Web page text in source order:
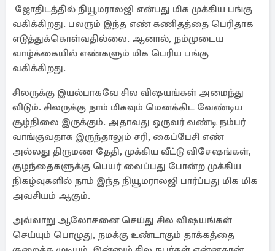
ஜோதிடத்தில் நியூமராலஜி என்பது மிக முக்கிய பங்கு
வகிக்கிறது. பலரும் இந்த எண் கணிதத்தை பெரிதாக
எடுத்துக்கொள்வதில்லை. ஆனால், நம்முடைய
வாழ்க்கையில் எண்களும் மிக பெரிய பங்கு
வகிக்கிறது.
சிலருக்கு இயல்பாகவே சில விஷயங்கள் அமைந்து
விடும். சிலருக்கு நாம் மிகவும் மெனக்கிட வேண்டிய
சூழ்நிலை இருக்கும். அதாவது ஒருவர் வண்டி நம்பர்
வாங்குவதாக இருந்தாலும் சரி, கைப்பேசி எண்
அல்லது திருமண தேதி, முக்கிய வீட்டு விசேஷங்கள்,
குழந்தைகளுக்கு பெயர் வைப்பது போன்ற முக்கிய
நிகழ்வுகளில் நாம் இந்த நியூமராலஜி பார்ப்பது மிக மிக
அவசியம் ஆகும்.
அவ்வாறு ஆலோசனை செய்து சில விஷயங்கள்
செய்யும் பொழுது, நமக்கு உண்டாகும் தாக்கத்தை